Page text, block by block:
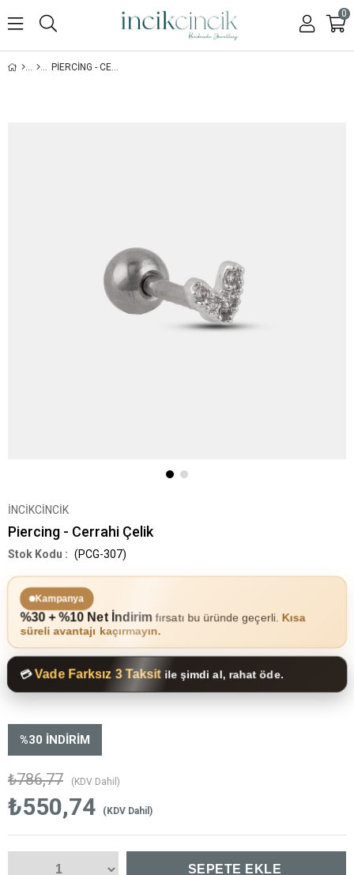
0
PIERCING - CERRAHI ÇELIK
İNCİKCİNCİK
Piercing - Cerrahi Çelik
(PCG-307)
Kampanya
%30 + %10 Net İndirimfırsatı bu üründe geçerli. Kısa
süreli avantajı kaçırmayın.
💳Vade Farksız 3 Taksitile şimdi al, rahat öde.
%30 İNDIRIM
₺786,77 (KDV Dahil)
₺550,74 (KDV Dahil)